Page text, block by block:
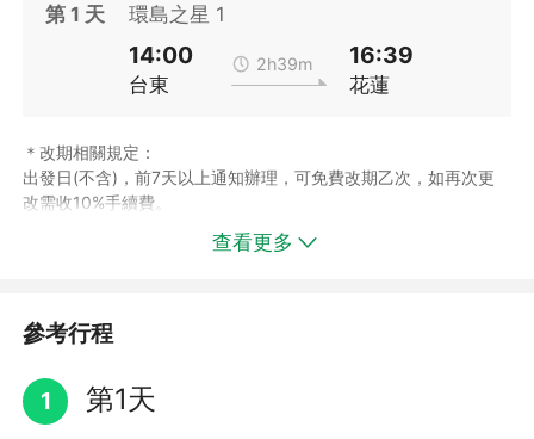
第 1 天 環島之星 1
14:00
台東
2h39m 16:39
花蓮
＊改期相關規定：
出發日(不含)，前7天以上通知辦理，可免費改期乙次，如再次更
改需收10%手續費。
出發日(不含)，前1至3天通知辦理，需收20%改期作業手續費。
出發日(不含)，前21至30天內，通知辦理取消，收取總費用之10%
出發日(不含)，前11至20天內，通知辦理取消，收取總費用之20%
取消費。
出發日(不含)，前4至10天內，通知辦理取消，收取總費用之30%
查看更多
參考行程
1 第1天